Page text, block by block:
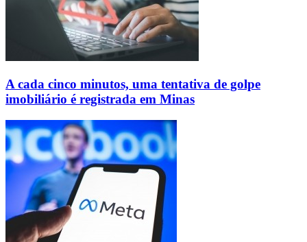
A cada cinco minutos, uma tentativa de golpe
imobiliário é registrada em Minas